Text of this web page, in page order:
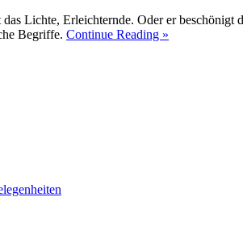
Lichte, Erleichternde. Oder er
Begriffe. Continue Reading »